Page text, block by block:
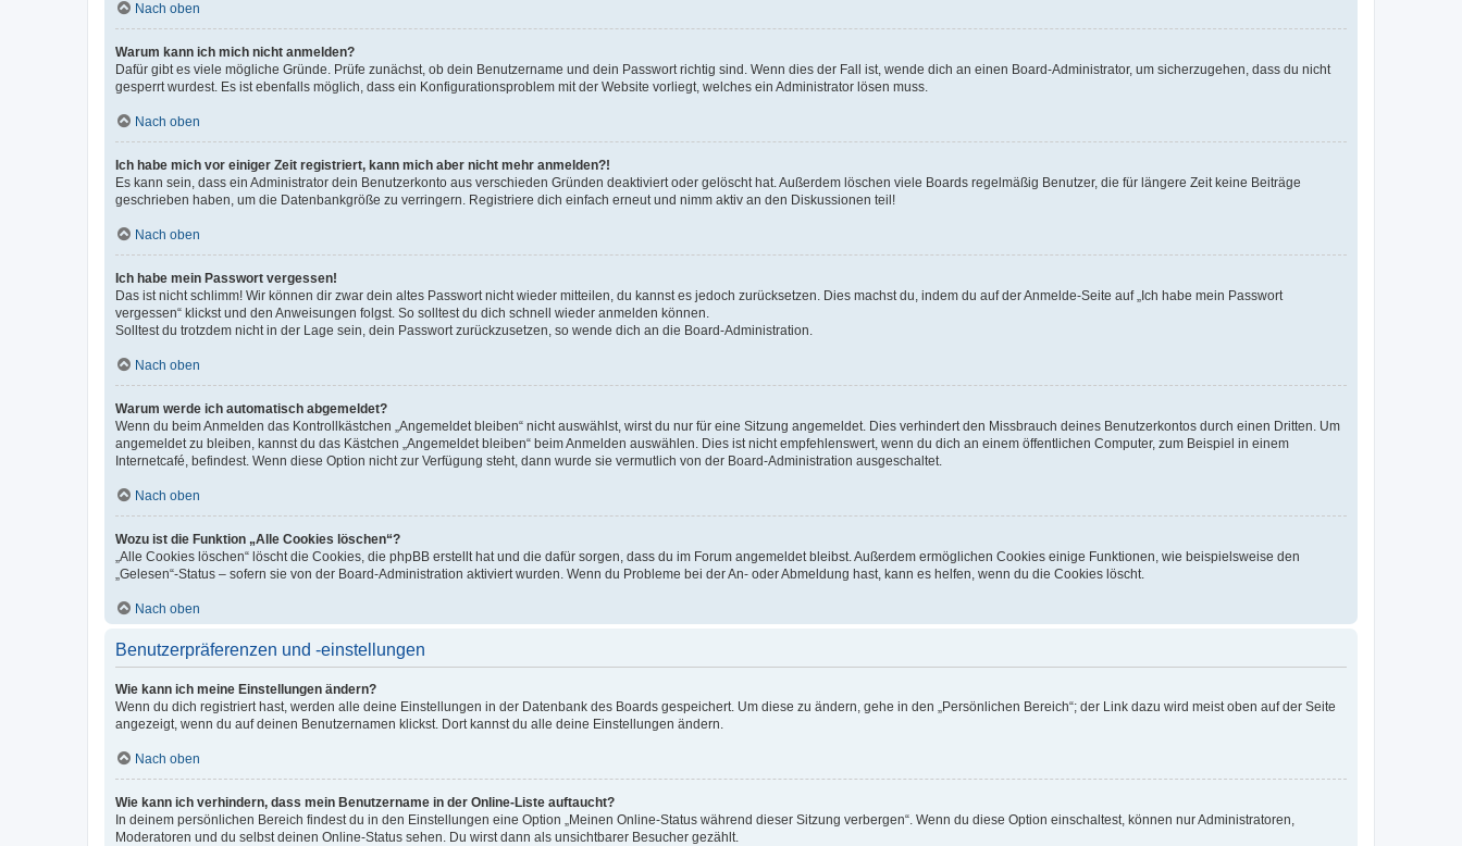
Nach oben
Warum kann ich mich nicht anmelden?
Dafür gibt es viele mögliche Gründe. Prüfe zunächst, ob dein Benutzername und dein Passwort richtig sind. Wenn dies der Fall ist, wende dich an einen Board-Administrator, um sicherzugehen, dass du nicht
gesperrt wurdest. Es ist ebenfalls möglich, dass ein Konfigurationsproblem mit der Website vorliegt, welches ein Administrator lösen muss.
Nach oben
Ich habe mich vor einiger Zeit registriert, kann mich aber nicht mehr anmelden?!
Es kann sein, dass ein Administrator dein Benutzerkonto aus verschieden Gründen deaktiviert oder gelöscht hat. Außerdem löschen viele Boards regelmäßig Benutzer, die für längere Zeit keine Beiträge
geschrieben haben, um die Datenbankgröße zu verringern. Registriere dich einfach erneut und nimm aktiv an den Diskussionen teil!
Nach oben
Ich habe mein Passwort vergessen!
Das ist nicht schlimm! Wir können dir zwar dein altes Passwort nicht wieder mitteilen, du kannst es jedoch zurücksetzen. Dies machst du, indem du auf der Anmelde-Seite auf „Ich habe mein Passwort
vergessen“ klickst und den Anweisungen folgst. So solltest du dich schnell wieder anmelden können.
Solltest du trotzdem nicht in der Lage sein, dein Passwort zurückzusetzen, so wende dich an die Board-Administration.
Nach oben
Warum werde ich automatisch abgemeldet?
Wenn du beim Anmelden das Kontrollkästchen „Angemeldet bleiben“ nicht auswählst, wirst du nur für eine Sitzung angemeldet. Dies verhindert den Missbrauch deines Benutzerkontos durch einen Dritten. Um
angemeldet zu bleiben, kannst du das Kästchen „Angemeldet bleiben“ beim Anmelden auswählen. Dies ist nicht empfehlenswert, wenn du dich an einem öffentlichen Computer, zum Beispiel in einem
Internetcafé, befindest. Wenn diese Option nicht zur Verfügung steht, dann wurde sie vermutlich von der Board-Administration ausgeschaltet.
Nach oben
Wozu ist die Funktion „Alle Cookies löschen“?
„Alle Cookies löschen“ löscht die Cookies, die phpBB erstellt hat und die dafür sorgen, dass du im Forum angemeldet bleibst. Außerdem ermöglichen Cookies einige Funktionen, wie beispielsweise den
„Gelesen“-Status – sofern sie von der Board-Administration aktiviert wurden. Wenn du Probleme bei der An- oder Abmeldung hast, kann es helfen, wenn du die Cookies löscht.
Nach oben
Benutzerpräferenzen und -einstellungen
Wie kann ich meine Einstellungen ändern?
Wenn du dich registriert hast, werden alle deine Einstellungen in der Datenbank des Boards gespeichert. Um diese zu ändern, gehe in den „Persönlichen Bereich“; der Link dazu wird meist oben auf der Seite
angezeigt, wenn du auf deinen Benutzernamen klickst. Dort kannst du alle deine Einstellungen ändern.
Nach oben
Wie kann ich verhindern, dass mein Benutzername in der Online-Liste auftaucht?
In deinem persönlichen Bereich findest du in den Einstellungen eine Option „Meinen Online-Status während dieser Sitzung verbergen“. Wenn du diese Option einschaltest, können nur Administratoren,
Moderatoren und du selbst deinen Online-Status sehen. Du wirst dann als unsichtbarer Besucher gezählt.